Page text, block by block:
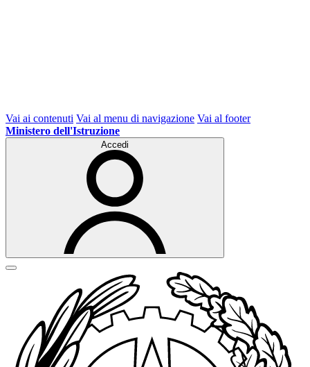
Vai ai contenuti Vai al menu di navigazione Vai al footer
Ministero dell'Istruzione
Accedi